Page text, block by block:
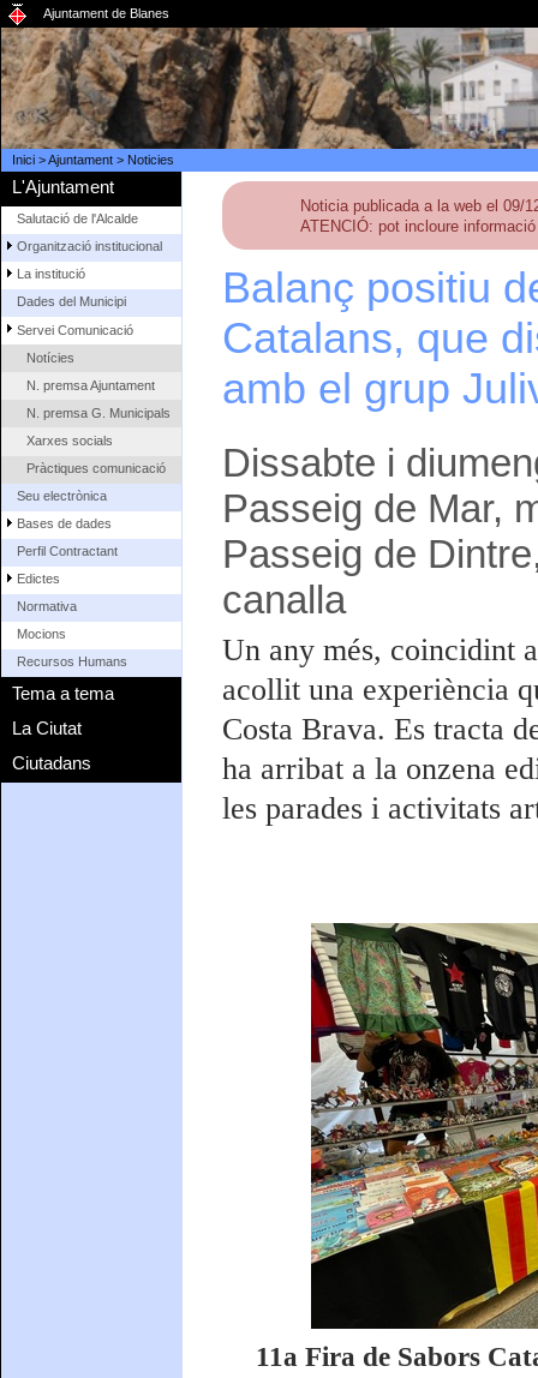
Ajuntament de Blanes
Inici>Ajuntament> Noticies
L'Ajuntament
Salutació de l'Alcalde
Organització institucional
La institució
Dades del Municipi
Servei Comunicació
Notícies
N. premsa Ajuntament
N. premsa G. Municipals
Xarxes socials
Pràctiques comunicació
Seu electrònica
Bases de dades
Perfil Contractant
Edictes
Normativa
Mocions
Recursos Humans
Tema a tema
La Ciutat
Ciutadans
Noticia publicada a la web el 09/
ATENCIÓ: pot incloure
Balanç positiu
Catalans, que
amb el grup
Dissabte i
Passeig de Mar,
Passeig de
canalla
Un any més, coincidint
acollit una experiència
Costa Brava. Es tracta
ha arribat a la onzena
les parades i activitats
11a Fira de Sabors